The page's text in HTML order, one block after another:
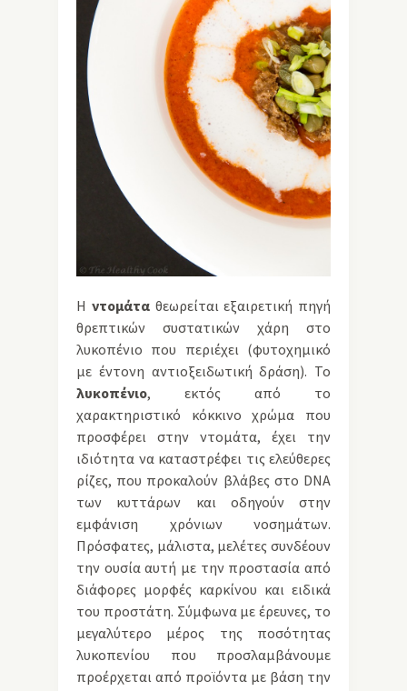
Η ντομάταθεωρείται εξαιρετική πηγή
θρεπτικών συστατικών χάρη στο
λυκοπένιο που περιέχει (φυτοχημικό
με έντονη αντιοξειδωτική δράση). Το
λυκοπένιο, εκτός από το
χαρακτηριστικό κόκκινο χρώμα που
προσφέρει στην ντομάτα, έχει την
ιδιότητα να καταστρέφει τις ελεύθερες
ρίζες, που προκαλούν βλάβες στο DNA
των κυττάρων και οδηγούν στην
εμφάνιση χρόνιων νοσημάτων.
Πρόσφατες, μάλιστα, μελέτες συνδέουν
την ουσία αυτή με την προστασία από
διάφορες μορφές καρκίνου και ειδικά
του προστάτη. Σύμφωνα με έρευνες, το
μεγαλύτερο μέρος της ποσότητας
λυκοπενίου που προσλαμβάνουμε
προέρχεται από προϊόντα με βάση την